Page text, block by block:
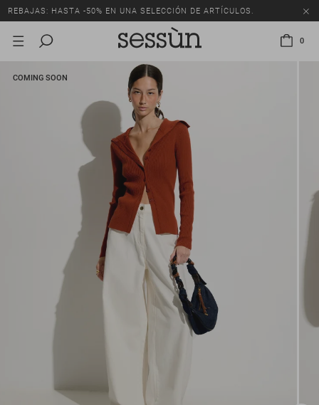
REBAJAS: HASTA -50% EN UNA SELECCIÓN DE ARTÍCULOS.
0
COMING SOON